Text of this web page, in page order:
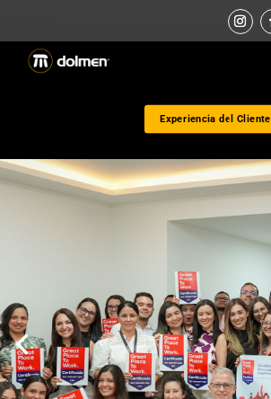
Experiencia del Cliente